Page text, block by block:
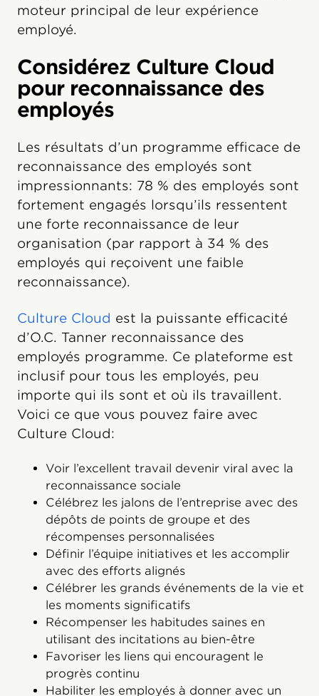
moteur principal de leur expérience
employé.
Considérez Culture Cloud
pour reconnaissance des
employés
Les résultats d’un programme efficace de
reconnaissance des employés sont
impressionnants: 78 % des employés sont
fortement engagés lorsqu’ils ressentent
une forte reconnaissance de leur
organisation (par rapport à 34 % des
employés qui reçoivent une faible
reconnaissance).
Culture Cloud est la puissante efficacité
d’O.C. Tanner reconnaissance des
employés programme. Ce plateforme est
inclusif pour tous les employés, peu
importe qui ils sont et où ils travaillent.
Voici ce que vous pouvez faire avec
Culture Cloud:
Voir l’excellent travail devenir viral avec la
reconnaissance sociale
Célébrez les jalons de l’entreprise avec des
dépôts de points de groupe et des
récompenses personnalisées
Définir l’équipe initiatives et les accomplir
avec des efforts alignés
Célébrer les grands événements de la vie et
les moments significatifs
Récompenser les habitudes saines en
utilisant des incitations au bien-être
Favoriser les liens qui encouragent le
progrès continu
Habiliter les employés à donner avec un